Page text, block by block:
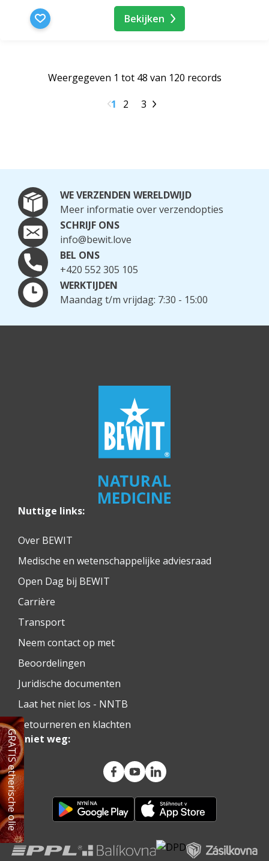
Bekijken
Weergegeven 1 tot 48 van 120 records
1
2 3
GRATIS etherische olie
WE VERZENDEN WERELDWIJD
Meer informatie over verzendopties
SCHRIJF ONS
info@bewit.love
BEL ONS
+420 552 305 105
WERKTIJDEN
Maandag t/m vrijdag: 7:30 - 15:00
Nuttige links:
Over BEWIT
Medische en wetenschappelijke adviesraad
Open Dag bij BEWIT
Carrière
Transport
Neem contact op met
Beoordelingen
Juridische documenten
Laat het niet los - NNTB
Retourneren en klachten
Ga niet weg: